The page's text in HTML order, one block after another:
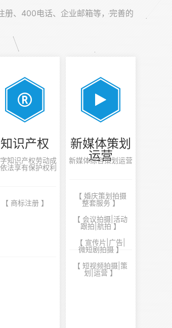
册、400电话、企业邮箱等，完善的
知识产权
知识产权劳动成
法享有保护权利
【 商标注册 】
新媒体策划
运营
新媒体综合策划运营
【 婚庆策划拍摄
整套服务 】
【 会议拍摄|活动
跟拍|航拍 】
【 宣传片|广告|
微短剧拍摄 】
【 短视频拍摄|策
划|运营 】